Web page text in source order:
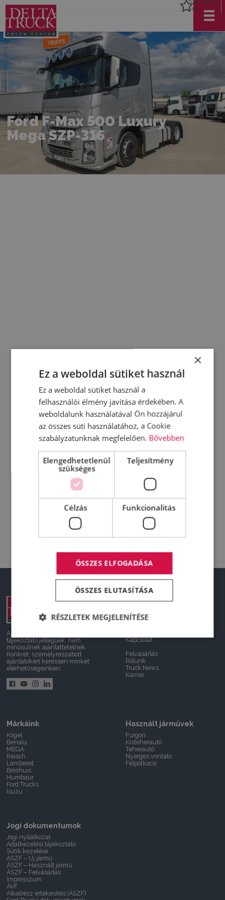
Személyes
lista
Ford F-Max 500 Luxury
Mega SZP-316
A honlapon feltüntetett árak
tájékoztató jellegűek, nem
minősülnek ajánlattételnek.
Konkrét, személyreszabott
ajánlatokért keressen minket
elérhetőségeinken.
DeltaTruck
Új járművek
Használt
Kapcsolat
Felvásárlás
Rólunk
Truck News
Karrier
Márkáink
Kögel
Benalu
MEGA
Reisch
Lamberet
Broshuis
Humbaur
Ford Trucks
Isuzu
Használt járművek
Furgon
Kisteherautó
Teherautó
Nyerges vontató
Félpótkocsi
Jogi dokumentumok
Jogi nyilatkozat
Adatkezelési tájékoztató
Sütik kezelése
ÁSZF – Új jármű
ÁSZF – Használt jármű
ÁSZF – Felvásárlás
Impresszum
ÁVF
Alkatrész értékesítés (ÁSZF)
×
Ez a weboldal sütiket használ
Ez a weboldal sütiket használ a
felhasználói élmény javítása érdekében. A
weboldalunk használatával Ön hozzájárul
az összes süti használatához, a Cookie
szabályzatunknak megfelelően. Bővebben
Elengedhetetlenül
szükséges
Teljesítmény
Célzás Funkcionalitás
ÖSSZES ELFOGADÁSA
ÖSSZES ELUTASÍTÁSA
RÉSZLETEK MEGJELENÍTÉSE